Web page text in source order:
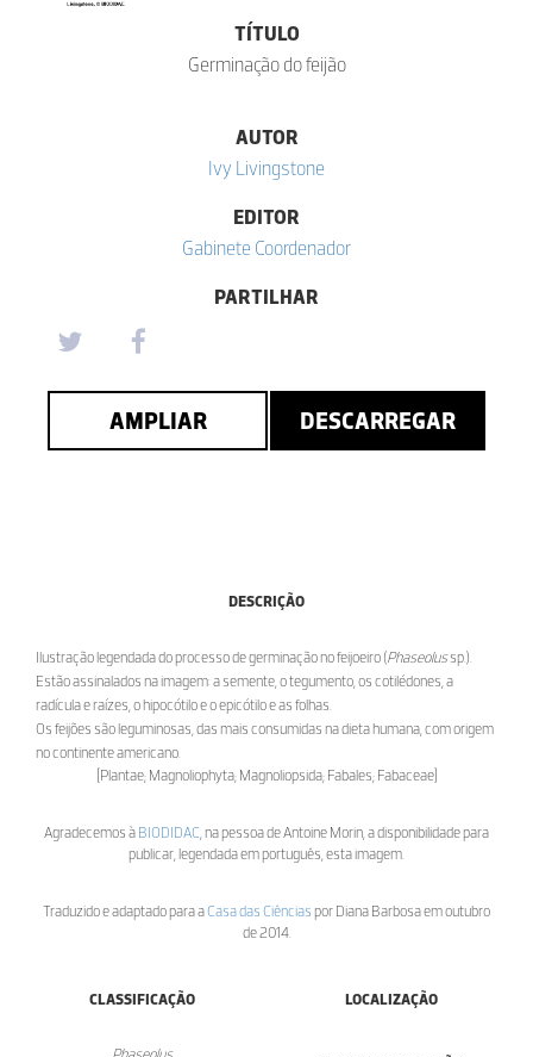
TÍTULO
Germinação do feijão
AUTOR
Ivy Livingstone
EDITOR
Gabinete Coordenador
PARTILHAR
AMPLIAR DESCARREGAR
DESCRIÇÃO
Ilustração legendada do processo de germinação no feijoeiro (Phaseolussp.).
Estão assinalados na imagem: a semente, o tegumento, os cotilédones, a
radícula e raízes, o hipocótilo e o epicótilo e as folhas.
Os feijões são leguminosas, das mais consumidas na dieta humana, com origem
no continente americano.
[Plantae; Magnoliophyta; Magnoliopsida; Fabales; Fabaceae]
Agradecemos à BIODIDAC, na pessoa de Antoine Morin, a disponibilidade para
publicar, legendada em português, esta imagem.
Traduzido e adaptado para aCasa das Ciências por Diana Barbosa em outubro
de 2014.
CLASSIFICAÇÃO LOCALIZAÇÃO